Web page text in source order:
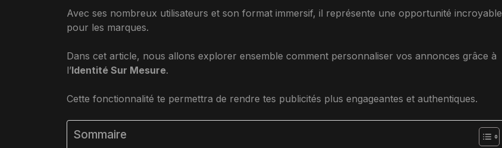
Avec ses nombreux utilisateurs et son format immersif, il représente une opportunité incroyable
pour les marques.
Dans cet article, nous allons explorer ensemble comment personnaliser vos annonces grâce à
l’Identité Sur Mesure.
Cette fonctionnalité te permettra de rendre tes publicités plus engageantes et authentiques.
Sommaire